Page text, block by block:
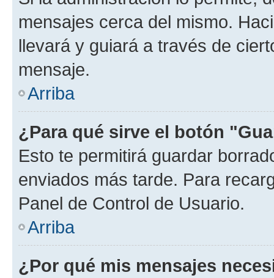
mensajes cerca del mismo.
llevará y guiará a través de
mensaje.
Arriba
¿Para qué sirve el botón
Esto te permitirá guardar
enviados más tarde. Para
Panel de Control de Usuario.
Arriba
¿Por qué mis mensajes